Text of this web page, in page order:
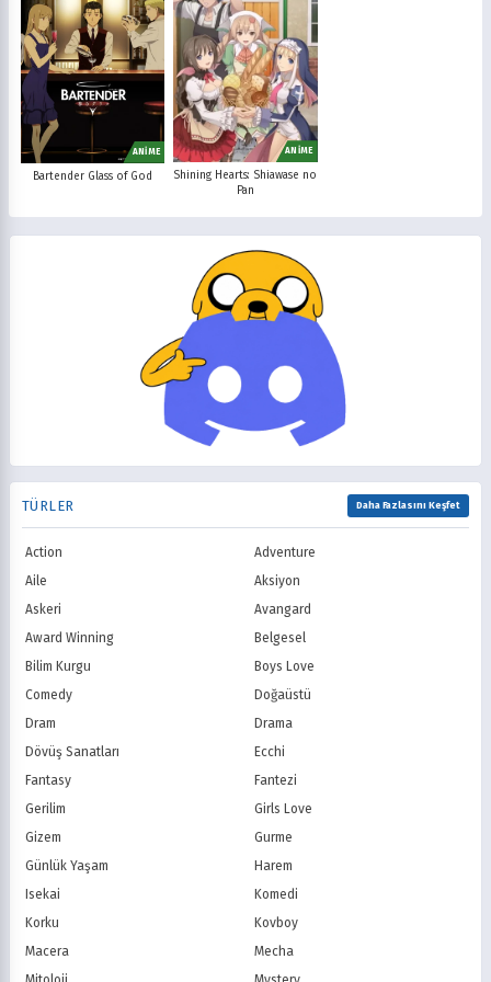
Minika Go
Star TV
FOX Türkiye
BluTV
Gain
ANİME
Bartender Glass of God
ANİME
Shining Hearts: Shiawase no
Pan
TÜRLER Daha Fazlasını Keşfet
Action
Adventure
Aile
Aksiyon
Askeri
Avangard
Award Winning
Belgesel
Bilim Kurgu
Boys Love
Comedy
Doğaüstü
Dram
Drama
Dövüş Sanatları
Ecchi
Fantasy
Fantezi
Gerilim
Girls Love
Gizem
Gurme
Günlük Yaşam
Harem
Isekai
Komedi
Korku
Kovboy
Macera
Mecha